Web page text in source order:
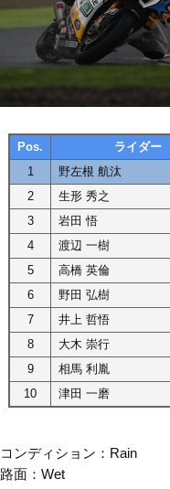
Pos.
ライダー
1
野左根 航汰
2
生形 秀之
3
岩田 悟
4
渡辺 一樹
5
高橋 英倫
6
野田 弘樹
7
井上 哲悟
8
大木 崇行
9
相馬 利胤
10
津田 一磨
コンディション：Rain
路面：Wet